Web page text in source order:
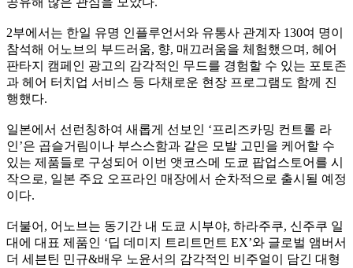
2부에서는 한일 유명 인플루언서와 유통사 관계자 130여 명이
참석해 어노브의 부드러움, 향, 매끄러움을 체험했으며, 헤어
판타지 캠페인 광고의 감각적인 무드를 경험할 수 있는 포토존
과 헤어 터치업 서비스 등 다채로운 현장 프로그램도 함께 진
행했다.
일본에서 선런칭하여 새롭게 선보인 ‘프리즈카밍 컨트롤 라
인’은 곱슬거림이나 부스스함과 같은 모발 고민을 케어할 수
있는 제품들로 구성되어 이번 앳코스메 도쿄 팝업스토어를 시
작으로, 일본 주요 오프라인 매장에서 순차적으로 출시될 예정
이다.
더불어, 어노브는 동기간 내 도쿄 시부야, 하라주쿠, 신주쿠 일
대에 대표 제품인 ‘딥 데미지 트리트먼트 EX’와 글로벌 앰버서
더 세븐틴 민규&배우 노윤서의 감각적인 비주얼이 담긴 대형